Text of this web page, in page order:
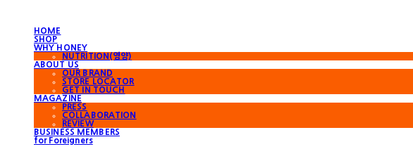
HOME
SHOP
WHY HONEY
NUTRITION(영양)
ABOUT US
OUR BRAND
STORE LOCATOR
GET IN TOUCH
MAGAZINE
PRESS
COLLABORATION
REVIEW
BUSINESS MEMBERS
for Foreigners